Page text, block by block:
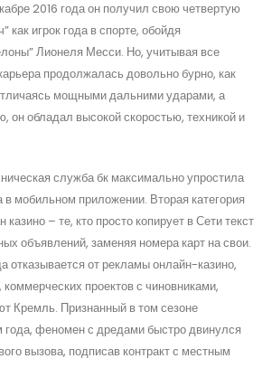
2016 года он получил свою четвертую
как игрок года в спорте, обойдя
Лионеля Месси. Но, учитывая все
продолжалась довольно бурно, как
мощными дальними ударами, а
он обладал высокой скоростью, техникой и
служба бк максимально упростила
в мобильном приложении. Вторая категория
казино – те, кто просто копирует в Сети текст
объявлений, заменяя номера карт на свои.
отказывается от рекламы онлайн-казино,
коммерческих проектов с чиновниками,
Кремль. Признанный в том сезоне
года, феномен с дредами быстро двинулся
вызова, подписав контракт с местным